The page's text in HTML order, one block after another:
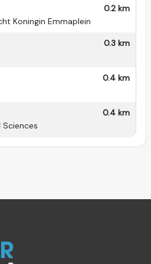
Nee
Nee
0.2 km
Koningin Emmaplein
0.3 km
0.4 km
0.4 km